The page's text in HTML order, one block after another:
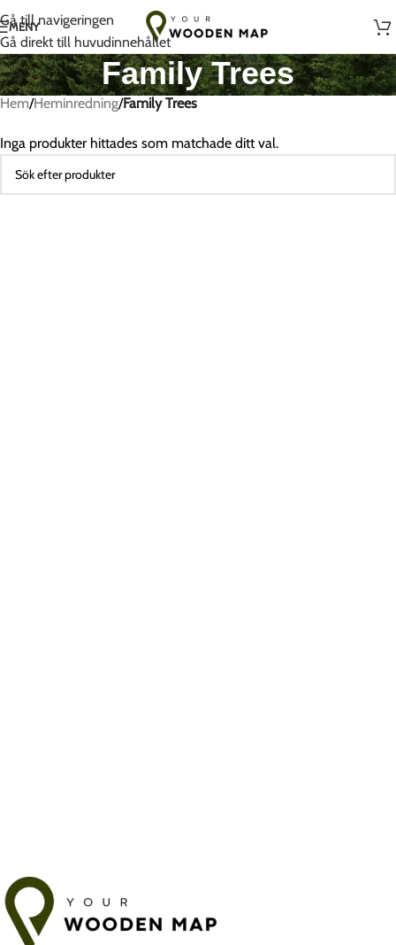
Gå till navigeringen
Gå direkt till huvudinnehållet
Handgjort med kärlek i Litauen
MENY
Family Trees
Hem/Heminredning/Family Trees
Inga produkter hittades som matchade ditt val.